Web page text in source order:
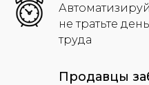
не тратьте
труда
Продавцы